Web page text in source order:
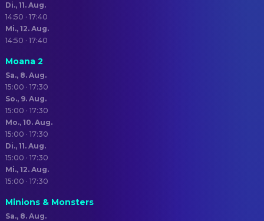
Di., 11. Aug.
14:50 · 17:40
Mi., 12. Aug.
14:50 · 17:40
Moana 2
Sa., 8. Aug.
15:00 · 17:30
So., 9. Aug.
15:00 · 17:30
Mo., 10. Aug.
15:00 · 17:30
Di., 11. Aug.
15:00 · 17:30
Mi., 12. Aug.
15:00 · 17:30
Minions & Monsters
Sa., 8. Aug.